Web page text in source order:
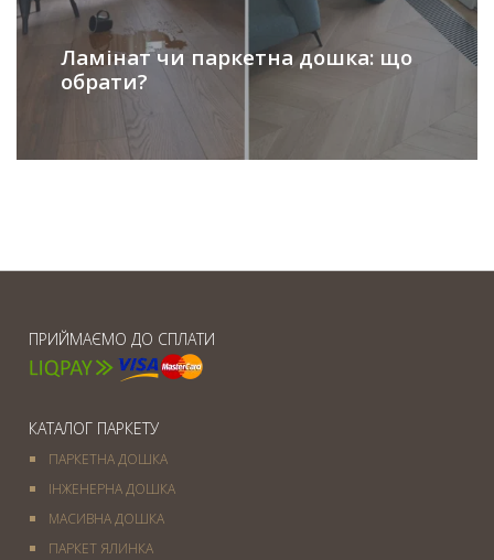
Ламінат чи паркетна дошка: що
обрати?
ПРИЙМАЄМО ДО СПЛАТИ
КАТАЛОГ ПАРКЕТУ
ПАРКЕТНА ДОШКА
ІНЖЕНЕРНА ДОШКА
МАСИВНА ДОШКА
ПАРКЕТ ЯЛИНКА